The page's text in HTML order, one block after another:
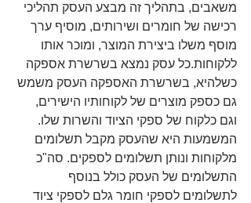
משאבים, בתהליך זה מבצע העסק תהליכי
רכישה של חומרים ושירותים, מוסיף ערך
מוסף משלו ביצירת המוצר, ומוכר אותו
ללקוחות.כל עסק נמצא בשרשרת אספקה
כשלהיא, בשרשרת האספקה העסק משמש
גם כספק מוצרים של לקוחותיו הישירים,
וגם כלקוח של ספקי הציוד והשרות שלו.
המשמעות היא שהעסק מקבל תשלומים
מלקוחות ונותן תשלומים לספקים. סה"כ
התשלומים של העסק כולל בנוסף
לתשלומים לספקי חומר גלם לספקי ציוד